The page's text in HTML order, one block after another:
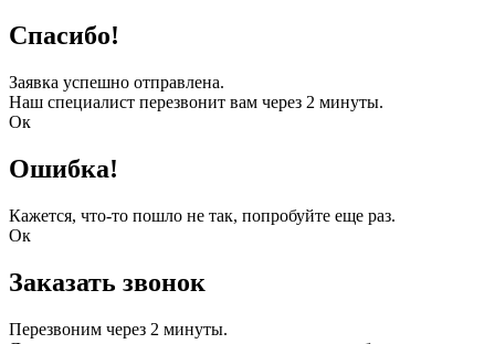
Спасибо!
Заявка успешно отправлена.
Наш специалист перезвонит вам через 2 минуты.
Ок
Ошибка!
Кажется, что-то пошло не так, попробуйте еще раз.
Ок
Заказать звонок
Перезвоним через 2 минуты.